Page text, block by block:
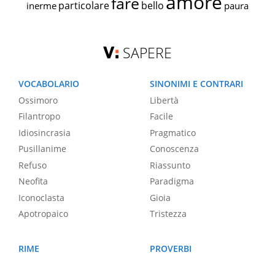
inerme particolare bello paura
SAPERE
VOCABOLARIO
Ossimoro
Filantropo
Idiosincrasia
Pusillanime
Refuso
Neofita
Iconoclasta
Apotropaico
SINONIMI E CONTRARI
Libertà
Facile
Pragmatico
Conoscenza
Riassunto
Paradigma
Gioia
Tristezza
RIME
PROVERBI